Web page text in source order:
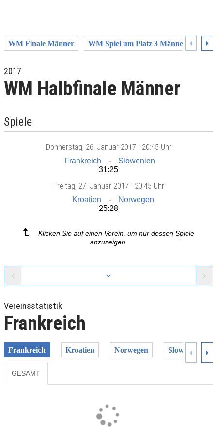
WM Finale Männer WM Spiel um Platz 3 Männer
2017
WM Halbfinale Männer
Spiele
Donnerstag, 26. Januar 2017 - 20:45 Uhr
Frankreich
Slowenien
31:25
Freitag, 27. Januar 2017 - 20:45 Uhr
Kroatien
Norwegen
25:28
Klicken Sie auf einen Verein, um nur dessen Spiele
anzuzeigen.
Vereinsstatistik
Frankreich
Frankreich Kroatien Norwegen Slowenien
GESAMT